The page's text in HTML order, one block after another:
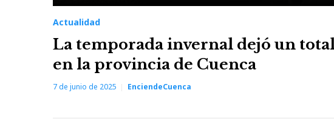
Actualidad
La temporada invernal dejó un
en la provincia de Cuenca
7 de junio de 2025 EnciendeCuenca